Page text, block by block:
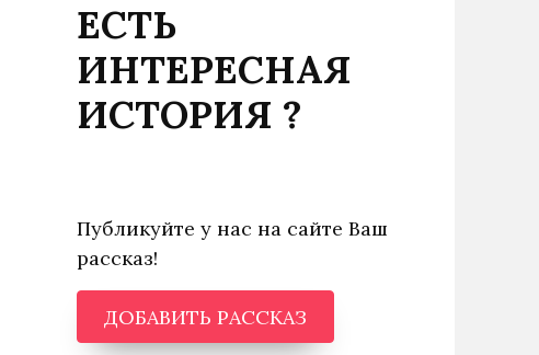
ЕСТЬ
ИНТЕРЕСНАЯ
ИСТОРИЯ ?
Публикуйте у нас на сайте Ваш
рассказ!
ДОБАВИТЬ РАССКАЗ